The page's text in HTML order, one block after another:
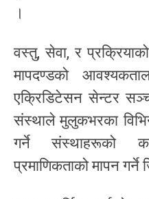
।
वस्तु, सेवा, र
मापदण्डको
एक्रिडिटेसन सेन्टर
संस्थाले मुलुकभरका
गर्ने संस्थाहरूको
प्रमाणिकताको मापन गर्ने